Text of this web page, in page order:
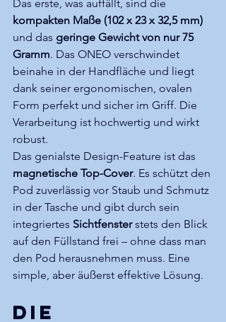
Das erste, was auffällt, sind die
kompakten Maße (102 x 23 x 32,5 mm)
und das geringe Gewicht von nur 75
Gramm. Das ONEO verschwindet
beinahe in der Handfläche und liegt
dank seiner ergonomischen, ovalen
Form perfekt und sicher im Griff. Die
Verarbeitung ist hochwertig und wirkt
robust.
Das genialste Design-Feature ist das
magnetische Top-Cover. Es schützt den
Pod zuverlässig vor Staub und Schmutz
in der Tasche und gibt durch sein
integriertes Sichtfenster stets den Blick
auf den Füllstand frei – ohne dass man
den Pod herausnehmen muss. Eine
simple, aber äußerst effektive Lösung.
Die